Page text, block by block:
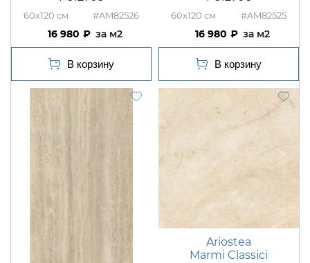
60x120 #AM82526
16 980 м2
60x120 #AM82525
16 980 м2
Ariostea
Marmi Classici